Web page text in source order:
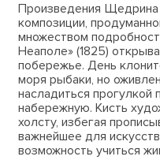
Произведения
композиции,
множеством
Неаполе» (1825)
побережье. День
моря рыбаки, но
насладиться прогулкой
набережную. Кисть
холсту, избегая
важнейшее для
возможность учиться